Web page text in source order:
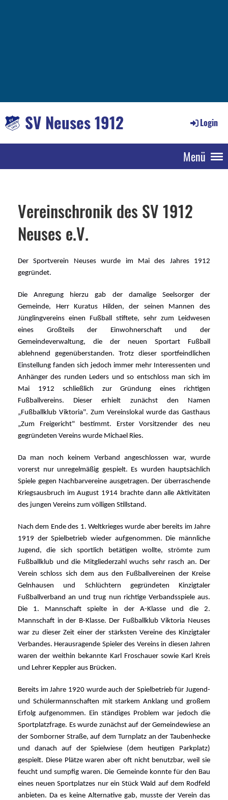
SV Neuses 1912 Login
Menü
Vereinschronik des SV 1912
Neuses e.V.
Der Sportverein Neuses wurde im Mai des Jahres 1912
gegründet.
Die Anregung hierzu gab der damalige Seelsorger der
Gemeinde, Herr Kuratus Hilden, der seinen Mannen des
Jünglingvereins einen Fußball stiftete, sehr zum Leidwesen
eines Großteils der Einwohnerschaft und der
Gemeindeverwaltung, die der neuen Sportart Fußball
ablehnend gegenüberstanden. Trotz dieser sportfeindlichen
Einstellung fanden sich jedoch immer mehr Interessenten und
Anhänger des runden Leders und so entschloss man sich im
Mai 1912 schließlich zur Gründung eines richtigen
Fußballvereins. Dieser erhielt zunächst den Namen
„Fußballklub Viktoria". Zum Vereinslokal wurde das Gasthaus
„Zum Freigericht" bestimmt. Erster Vorsitzender des neu
gegründeten Vereins wurde Michael Ries.
Da man noch keinem Verband angeschlossen war, wurde
vorerst nur unregelmäßig gespielt. Es wurden hauptsächlich
Spiele gegen Nachbarvereine ausgetragen. Der überraschende
Kriegsausbruch im August 1914 brachte dann alle Aktivitäten
des jungen Vereins zum völligen Stillstand.
Nach dem Ende des 1. Weltkrieges wurde aber bereits im Jahre
1919 der Spielbetrieb wieder aufgenommen. Die männliche
Jugend, die sich sportlich betätigen wollte, strömte zum
Fußballklub und die Mitgliederzahl wuchs sehr rasch an. Der
Verein schloss sich dem aus den Fußballvereinen der Kreise
Gelnhausen und Schlüchtern gegründeten Kinzigtaler
Fußballverband an und trug nun richtige Verbandsspiele aus.
Die 1. Mannschaft spielte in der A-Klasse und die 2.
Mannschaft in der B-Klasse. Der Fußballklub Viktoria Neuses
war zu dieser Zeit einer der stärksten Vereine des Kinzigtaler
Verbandes. Herausragende Spieler des Vereins in diesen Jahren
waren der weithin bekannte Karl Froschauer sowie Karl Kreis
und Lehrer Keppler aus Brücken.
Bereits im Jahre 1920 wurde auch der Spielbetrieb für Jugend-
und Schülermannschaften mit starkem Anklang und großem
Erfolg aufgenommen. Ein ständiges Problem war jedoch die
Sportplatzfrage. Es wurde zunächst auf der Gemeindewiese an
der Somborner Straße, auf dem Turnplatz an der Taubenhecke
und danach auf der Spielwiese (dem heutigen Parkplatz)
gespielt. Diese Plätze waren aber oft nicht benutzbar, weil sie
feucht und sumpfig waren. Die Gemeinde konnte für den Bau
eines neuen Sportplatzes nur ein Stück Wald auf dem Rodfeld
anbieten. Da es keine Alternative gab, musste der Verein das